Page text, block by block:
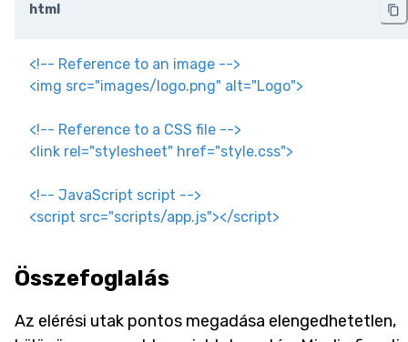
html
<!-- Reference to an image -->
<img src="images/logo.png" alt="Logo">
<!-- Reference to a CSS file -->
< link rel ="stylesheet" href="style.css">
<!-- JavaScript script -->
<script src="scripts/app.js"></script>
Összefoglalás
Az elérési utak pontos megadása elengedhetetlen,